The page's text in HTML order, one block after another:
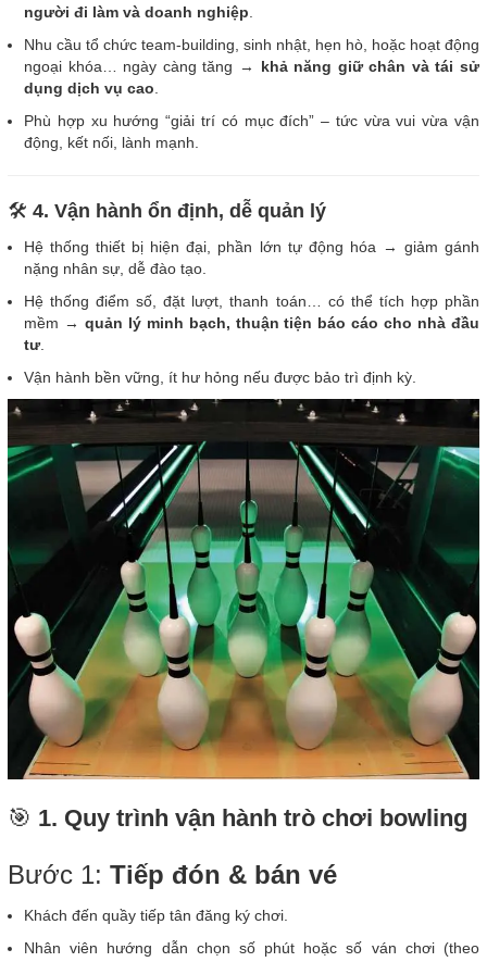
người đi làm và doanh nghiệp
Nhu cầu tổ chức team-building, sinh nhật, hẹn hò, hoặc hoạt động
ngoại khóa… ngày càng tăng → khả năng giữ chân và tái sử
dụng dịch vụ cao
Phù hợp xu hướng “giải trí có mục đích” – tức vừa vui vừa vận
động, kết nối, lành mạnh.
🛠️ 4. Vận hành ổn định, dễ quản lý
Hệ thống thiết bị hiện đại, phần lớn tự động hóa → giảm gánh
nặng nhân sự, dễ đào tạo.
Hệ thống điểm số, đặt lượt, thanh toán… có thể tích hợp phần
mềm → quản lý minh bạch, thuận tiện báo cáo cho nhà đầu
tư.
Vận hành bền vững, ít hư hỏng nếu được bảo trì định kỳ.
🎯 1. Quy trình vận hành trò chơi bowling
Bước 1: Tiếp đón & bán vé
Khách đến quầy tiếp tân đăng ký chơi.
Nhân viên hướng dẫn chọn số phút hoặc số ván chơi (theo